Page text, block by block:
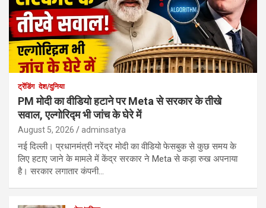
ट्रेंडिंग देश/दुनिया
PM मोदी का वीडियो हटाने पर Meta से सरकार के तीखे
सवाल, एल्गोरिद्म भी जांच के घेरे में
August 5, 2026 adminsatya
नई दिल्ली। प्रधानमंत्री नरेंद्र मोदी का वीडियो फेसबुक से कुछ समय के
लिए हटाए जाने के मामले में केंद्र सरकार ने Meta से कड़ा रुख अपनाया
है। सरकार लगातार कंपनी…